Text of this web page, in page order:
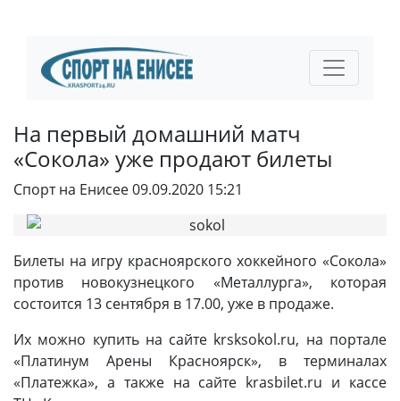
На первый домашний матч
«Сокола» уже продают билеты
Спорт на Енисее09.09.2020 15:21
Билеты на игру красноярского хоккейного «Сокола»
против новокузнецкого «Металлурга», которая
состоится 13 сентября в 17.00, уже в продаже.
Их можно купить на сайте krsksokol.ru, на портале
«Платинум Арены Красноярск», в терминалах
«Платежка», а также на сайте krasbilet.ru и кассе